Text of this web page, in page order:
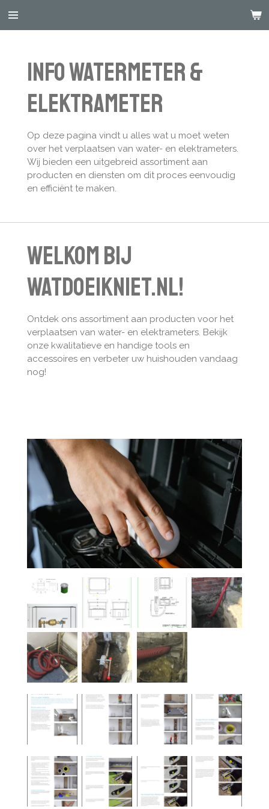
Ga
hoofdinhoud
INFO WATERMETER &
ELEKTRAMETER
Op deze pagina vindt u alles wat u moet weten
over het verplaatsen van water- en elektrameters.
Wij bieden een uitgebreid assortiment aan
producten en diensten om dit proces eenvoudig
en efficiënt te maken.
Welkom bij
watdoeikniet.nl!
Ontdek ons assortiment aan producten voor het
verplaatsen van water- en elektrameters. Bekijk
onze kwalitatieve en handige tools en
accessoires en verbeter uw huishouden vandaag
nog!